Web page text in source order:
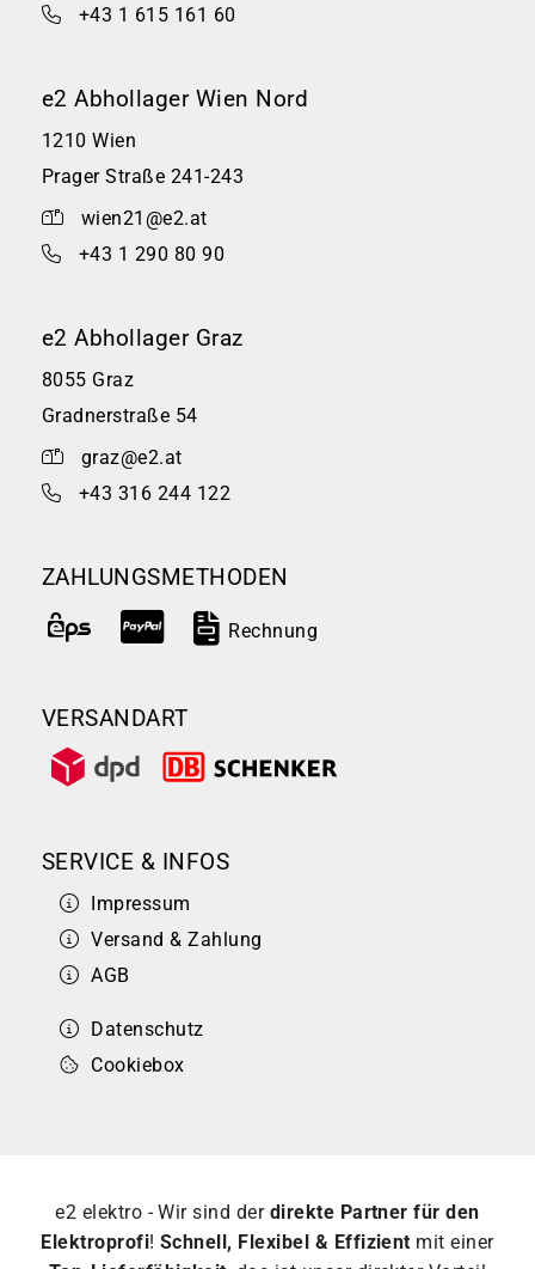
+43 1 615 161 60
e2 Abhollager Wien Nord
1210 Wien
Prager Straße 241-243
wien21@e2.at
+43 1 290 80 90
e2 Abhollager Graz
8055 Graz
Gradnerstraße 54
graz@e2.at
+43 316 244 122
ZAHLUNGSMETHODEN
Rechnung
VERSANDART
SERVICE & INFOS
Impressum
Versand & Zahlung
AGB
Datenschutz
Cookiebox
e2 elektro - Wir sind der direkte Partner für den
Elektroprofi! Schnell, Flexibel & Effizient mit einer